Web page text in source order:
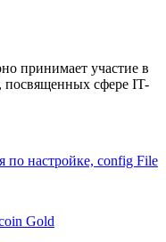
принимает участие в
посвященных сфере IT-
по настройке, сonfig File
Gold